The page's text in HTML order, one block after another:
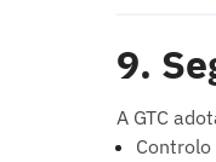
9.
A GTC